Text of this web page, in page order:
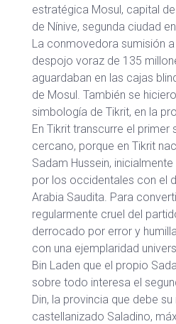
estratégica Mosul, capital
de Nínive, segunda ciudad
La conmovedora sumisión
despojo voraz de 135
aguardaban en las cajas
de Mosul. También se
simbología de Tikrit, en la
En Tikrit transcurre el primer
cercano, porque en Tikrit
Sadam Hussein,
por los occidentales con el
Arabia Saudita. Para
regularmente cruel del
derrocado por error y
con una ejemplaridad
Bin Laden que el propio
sobre todo interesa el
Din, la provincia que debe
castellanizado Saladino,